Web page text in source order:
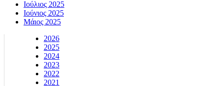
Ιούλιος 2025
Ιούνιος 2025
Μάιος 2025
2026
2025
2024
2023
2022
2021